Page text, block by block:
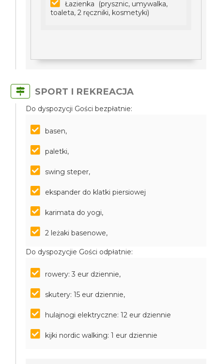
Łazienka (prysznic, umywalka,
toaleta, 2 ręczniki, kosmetyki)
SPORT I REKREACJA
Do dyspozycji Gości bezpłatnie:
basen,
paletki,
swing steper,
ekspander do klatki piersiowej
karimata do yogi,
2 leżaki basenowe,
Do dyspozycjie Gości odpłatnie:
rowery: 3 eur dziennie,
skutery: 15 eur dziennie,
hulajnogi elektryczne: 12 eur dziennie
kijki nordic walking: 1 eur dziennie